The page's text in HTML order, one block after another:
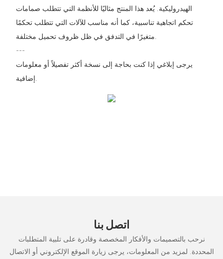
الهيدروليكية. يُعد هذا المنتج مثاليًا للأنظمة التي تتطلب صمامات
تحكم اتجاهية تناسبية، كما أنه مناسب للآلات التي تتطلب تحكمًا
---
يرجى إبلاغي إذا كنت بحاجة إلى نسخة أكثر تفصيلاً أو معلومات
اتصل بنا
نرحب بالتصميمات والأفكار المخصصة وقادرة على تلبية المتطلبات
المحددة. لمزيد من المعلومات، يرجى زيارة الموقع الإلكتروني أو الاتصال